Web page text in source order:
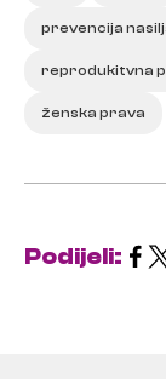
prevencija
reprodukitvna
ženska prava
Podijeli: